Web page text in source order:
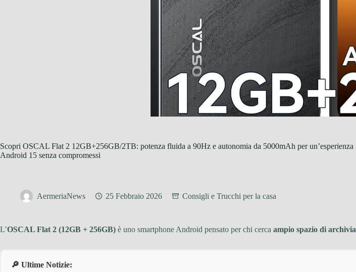
Scopri OSCAL Flat 2 12GB+256GB/2TB: potenza fluida a 90Hz e autonomia da 5000mAh per un’esperienza
Android 15 senza compromessi
AermeriaNews 25 Febbraio 2026 Consigli e Trucchi per la casa
L’OSCAL Flat 2 (12GB + 256GB) è uno smartphone Android pensato per chi cerca ampio spazio di
🔎 Ultime Notizie: